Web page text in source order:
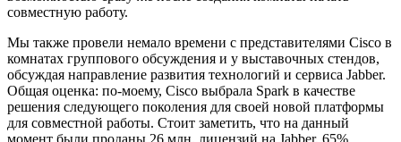
совместную работу.
Мы также провели немало времени с представителями Cisco в
комнатах группового обсуждения и у выставочных стендов,
обсуждая направление развития технологий и сервиса Jabber.
Общая оценка: по-моему, Cisco выбрала Spark в качестве
решения следующего поколения для своей новой платформы
для совместной работы. Стоит заметить, что на данный
момент были проданы 26 млн. лицензий на Jabber, 65%